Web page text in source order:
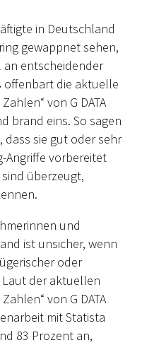
in Deutschland
gewappnet sehen,
entscheidender
offenbart die aktuelle
von G DATA
brand eins. So sagen
dass sie gut oder sehr
Angriffe vorbereitet
überzeugt,
und
ist unsicher, wenn
oder
Laut der aktuellen
von G DATA
mit Statista
83 Prozent an,